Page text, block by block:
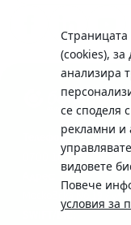
Страницата
(cookies),
анализира
се споделя
рекламни и
видовете
Повече
условия за
Телефон:
0700 10 375 / *2375
Московска No.19 /
SWIFT/BIC: